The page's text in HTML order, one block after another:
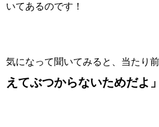
いてあるのです！
気になって聞いてみると、当たり
えてぶつからないためだよ」